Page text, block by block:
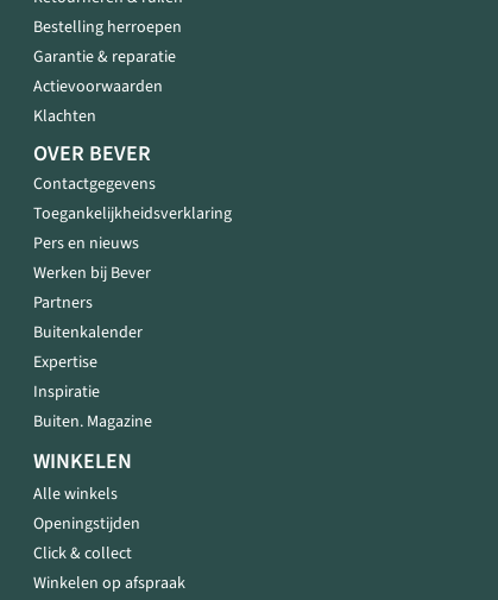
Bestelling herroepen
Garantie & reparatie
Actievoorwaarden
Klachten
OVER BEVER
Contactgegevens
Toegankelijkheidsverklaring
Pers en nieuws
Werken bij Bever
Partners
Buitenkalender
Expertise
Inspiratie
Buiten. Magazine
WINKELEN
Alle winkels
Openingstijden
Click & collect
Winkelen op afspraak